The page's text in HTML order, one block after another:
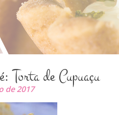
Torta de Cupuaçu
de 2017